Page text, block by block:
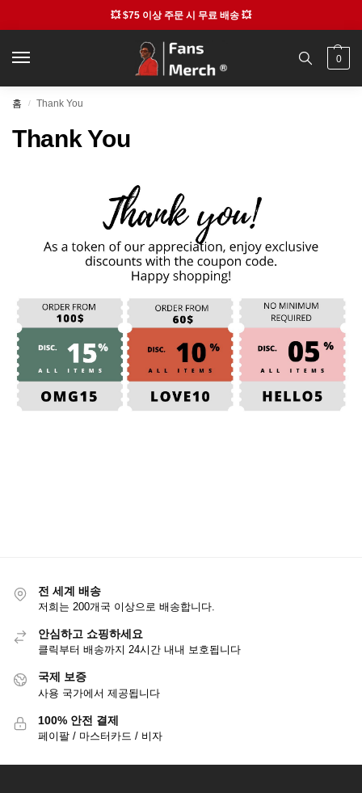
💥 $75 이상 주문 시 무료 배송 💥
0
홈 / Thank You
Thank You
전 세계 배송
저희는 200개국 이상으로 배송합니다.
안심하고 쇼핑하세요
클릭부터 배송까지 24시간 내내 보호됩니다
국제 보증
사용 국가에서 제공됩니다
100% 안전 결제
페이팔 / 마스터카드 / 비자